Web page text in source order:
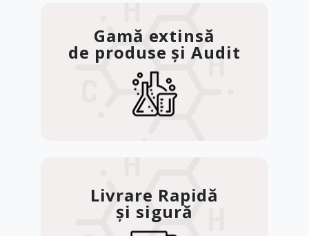
Gamă extinsă
de produse și Audit
Livrare Rapidă
și sigură